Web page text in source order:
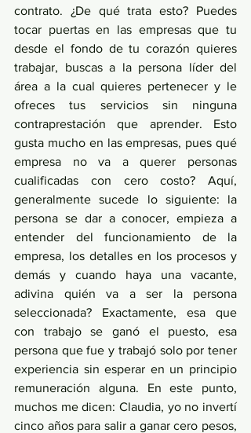
contrato. ¿De qué trata esto? Puedes
tocar puertas en las empresas que tu
desde el fondo de tu corazón quieres
trabajar, buscas a la persona líder del
área a la cual quieres pertenecer y le
ofreces tus servicios sin ninguna
contraprestación que aprender. Esto
gusta mucho en las empresas, pues qué
empresa no va a querer personas
cualificadas con cero costo? Aquí,
generalmente sucede lo siguiente: la
persona se dar a conocer, empieza a
entender del funcionamiento de la
empresa, los detalles en los procesos y
demás y cuando haya una vacante,
adivina quién va a ser la persona
seleccionada? Exactamente, esa que
con trabajo se ganó el puesto, esa
persona que fue y trabajó solo por tener
experiencia sin esperar en un principio
remuneración alguna. En este punto,
muchos me dicen: Claudia, yo no invertí
cinco años para salir a ganar cero pesos,